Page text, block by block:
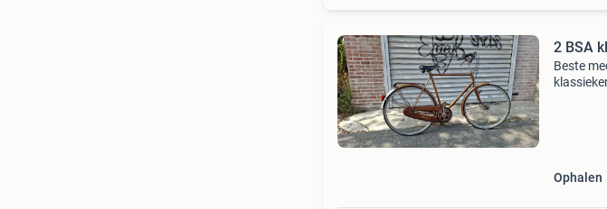
2 BSA
Beste
Ophalen